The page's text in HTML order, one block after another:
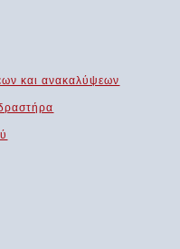
και ανακαλύψεων